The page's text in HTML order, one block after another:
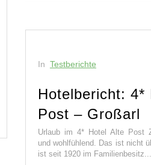
In Testberichte
Hotelbericht: 4*
Post – Großarl
Urlaub im 4* Hotel Alte Post
und wohlfühlend. Das ist nicht
ist seit 1920 im